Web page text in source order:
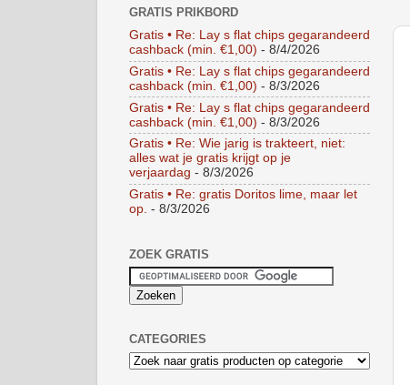
GRATIS PRIKBORD
Gratis • Re: Lay s flat chips gegarandeerd
cashback (min. €1,00) - 8/4/2026
Gratis • Re: Lay s flat chips gegarandeerd
cashback (min. €1,00) - 8/3/2026
Gratis • Re: Lay s flat chips gegarandeerd
cashback (min. €1,00) - 8/3/2026
Gratis • Re: Wie jarig is trakteert, niet:
alles wat je gratis krijgt op je
verjaardag - 8/3/2026
Gratis • Re: gratis Doritos lime, maar let
op. - 8/3/2026
ZOEK GRATIS
CATEGORIES